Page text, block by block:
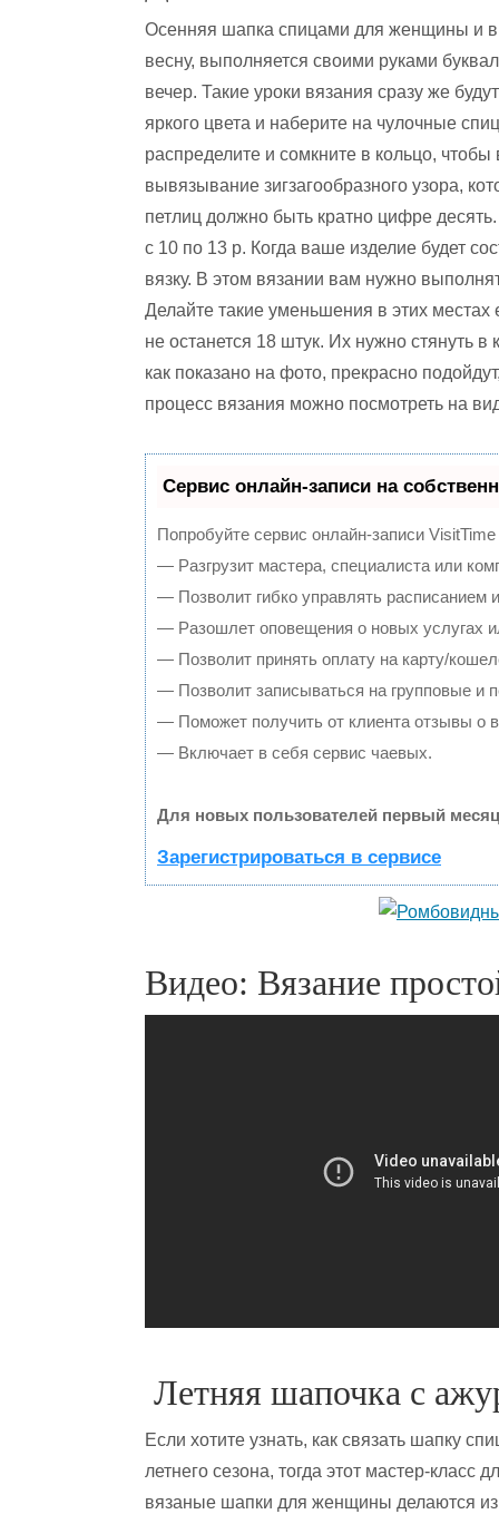
Осенняя шапка спицами для женщины и в
весну, выполняется своими руками
вечер. Такие уроки вязания сразу же
яркого цвета и наберите на чулочные
распределите и сомкните в кольцо,
вывязывание зигзагообразного узора,
петлиц должно быть кратно цифре
с 10 по 13 р. Когда ваше изделие будет
вязку. В этом вязании вам нужно
Делайте такие уменьшения в этих
не останется 18 штук. Их нужно стянуть
как показано на фото, прекрасно
процесс вязания можно посмотреть на
Сервис онлайн-записи на
Попробуйте сервис онлайн-записи
— Разгрузит мастера, специалиста или
— Позволит гибко управлять расписанием и
— Разошлет оповещения о новых услугах
— Позволит принять оплату на карту/
— Позволит записываться на групповые и
— Поможет получить от клиента отзывы о
— Включает в себя сервис чаевых.
Для новых пользователей первый
Зарегистрироваться в сервисе
Видео: Вязание
Летняя шапочка с
Если хотите узнать, как связать шапку
летнего сезона, тогда этот мастер-класс
вязаные шапки для женщины делаются